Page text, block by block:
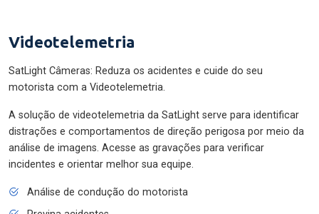
Videotelemetria
SatLight Câmeras: Reduza os acidentes e cuide do seu
motorista com a Videotelemetria.
A solução de videotelemetria da SatLight serve para identificar
distrações e comportamentos de direção perigosa por meio da
análise de imagens. Acesse as gravações para verificar
incidentes e orientar melhor sua equipe.
Análise de condução do motorista